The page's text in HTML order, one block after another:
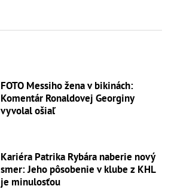
FOTO Messiho žena v bikinách:
Komentár Ronaldovej Georginy
vyvolal ošiaľ
Kariéra Patrika Rybára naberie nový
smer: Jeho pôsobenie v klube z KHL
je minulosťou